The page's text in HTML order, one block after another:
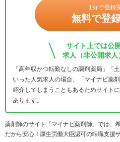
1分で登録
無料で登
サイト上では公
求人（非公開求
「高年収かつ転勤なしの調剤薬局」「
いった人気求人の場合、「マイナビ薬
紹介してしまうこともあるためサイト
あります。
薬剤師のサイト「マイナビ薬剤師」では、
だから安心！厚生労働大臣認可の転職支援